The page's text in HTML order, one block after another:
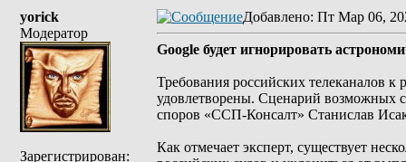
yorick
Модератор
Зарегистрирован:
Добавлено: Пт Мар 06,
Google будет игнорировать
Требования российских телеканалов
удовлетворены. Сценарий возможных
споров «ССП-Консалт» Станислав
Как отмечает эксперт, существует